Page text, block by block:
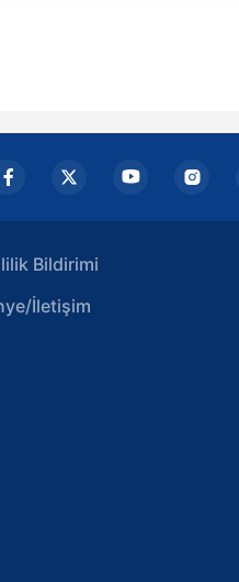
Aydınlatma Metnimizi
tıklayınız
Bildirimi
İletişim